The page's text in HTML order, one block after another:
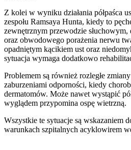
Z kolei w wyniku działania półpaśca
zespołu Ramsaya Hunta, kiedy to
zewnętrznym przewodzie
oraz obwodowego porażenia nerwu
opadniętym kącikiem ust oraz
sytuacja wymaga dodatkowo
Problemem są również rozległe
zaburzeniami odporności, kiedy
dermatomów. Może nawet wystąpić
wyglądem przypomina ospę wietrzną.
Wszystkie te sytuacje są wskazaniem
warunkach szpitalnych acyklowirem